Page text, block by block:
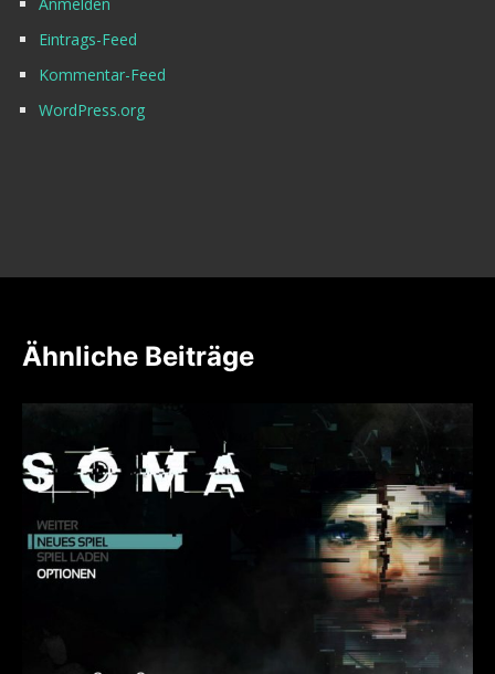
Anmelden
Eintrags-Feed
Kommentar-Feed
WordPress.org
Ähnliche Beiträge